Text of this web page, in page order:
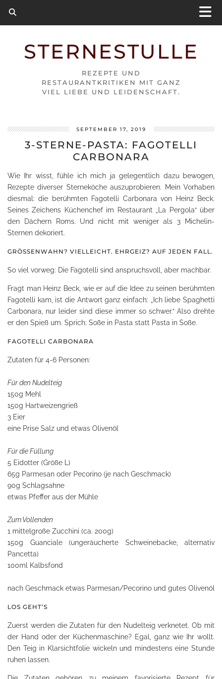
STERNESTULLE
REZEPTE UND
RESTAURANTKRITIKEN MIT GANZ
VIEL LIEBE UND LEIDENSCHAFT.
SEPTEMBER 17, 2019
3-STERNE-PASTA: FAGOTELLI
CARBONARA
Wie Ihr wisst, fühle ich mich ja gelegentlich dazu bewogen,
Rezepte diverser Sterneköche auszuprobieren. Mein Vorhaben
diesmal: die berühmten Fagotelli Carbonara von Heinz Beck.
Seines Zeichens Küchenchef im Restaurant „La Pergola“ über
den Dächern Roms. Und nicht mit weniger als 3 Michelin-
Sternen dekoriert.
GRÖSSENWAHN? VIELLEICHT. EHRGEIZ? AUF JEDEN FALL.
So viel vorweg: Die Fagotelli sind anspruchsvoll, aber machbar.
Fragt man Heinz Beck, wie er auf die Idee zu seinen berühmten
Fagotelli kam, ist die Antwort ganz einfach: „Ich liebe Spaghetti
Carbonara, nur leider sind diese immer so schwer.“ Also drehte
er den Spieß um. Sprich: Soße in Pasta statt Pasta in Soße.
FAGOTELLI CARBONARA
Zutaten für 4-6 Personen:
Für den Nudelteig
150g Mehl
150g Hartweizengrieß
3 Eier
eine Prise Salz und etwas Olivenöl
Für die Füllung
5 Eidotter (Größe L)
65g Parmesan oder Pecorino (je nach Geschmack)
90g Schlagsahne
etwas Pfeffer aus der Mühle
Zum Vollenden
1 mittelgroße Zucchini (ca. 200g)
150g Guanciale (ungeräucherte Schweinebacke, alternativ
Pancetta)
100ml Kalbsfond
nach Geschmack etwas Parmesan/Pecorino und gutes Olivenöl
LOS GEHT’S
Zuerst werden die Zutaten für den Nudelteig verknetet. Ob mit
der Hand oder der Küchenmaschine? Egal, ganz wie Ihr wollt.
Den Teig in Klarsichtfolie wickeln und mindestens eine Stunde
ruhen lassen.